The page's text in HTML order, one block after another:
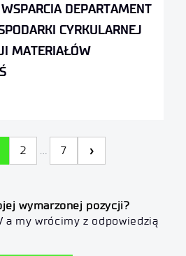
DEPARTAMENT
CYRKULARNEJ
MATERIAŁÓW
2 7 ›
wymarzonej pozycji?
a my wrócimy z odpowiedzią